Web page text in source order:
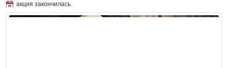
акция закончилась